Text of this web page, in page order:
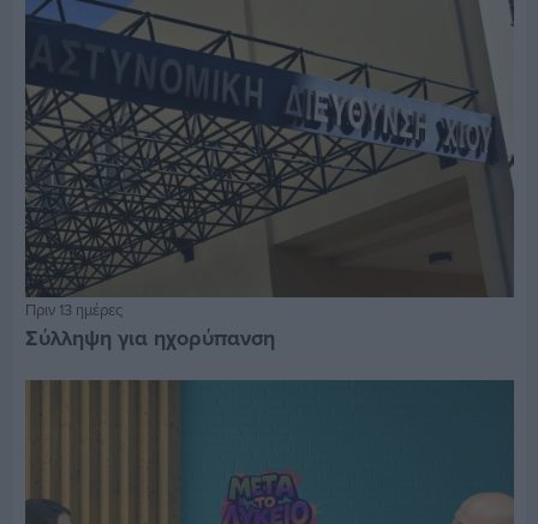
Πριν 13 ημέρες
Σύλληψη για ηχορύπανση